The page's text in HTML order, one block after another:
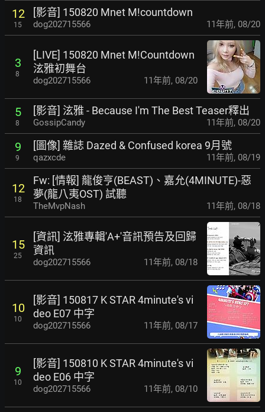
12
15
[影音] 150820 Mnet M!countdown
dog202715566 11年前, 08/20
3
8
[LIVE] 150820 Mnet M!Countdown
泫雅初舞台
dog202715566 11年前, 08/20
5
8
[影音] 泫雅 - Because I'm The Best Teaser釋出
GossipCandy 11年前, 08/20
9
9
[圖像] 雜誌 Dazed & Confused korea 9月號
qazxcde 11年前, 08/19
12
18
Fw: [情報] 龍俊亨(BEAST)、嘉允(4MINUTE)-惡
夢(龍八夷OST) 試聽
TheMvpNash 11年前, 08/18
15
25
[資訊] 泫雅專輯'A+'音訊預告及回歸
資訊
dog202715566 11年前, 08/18
10
10
[影音] 150817 K STAR 4minute's vi
deo E07 中字
dog202715566 11年前, 08/17
9
10
[影音] 150810 K STAR 4minute's vi
deo E06 中字
dog202715566 11年前, 08/10